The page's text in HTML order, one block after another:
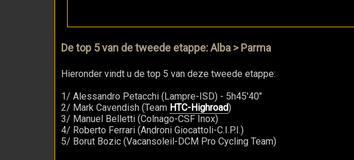
De top 5 van de tweede etappe: Alba > Parma
Hieronder vindt u de top 5 van deze tweede etappe:
1/ Alessandro Petacchi (Lampre-ISD) - 5h45'40"
2/ Mark Cavendish (Team HTC-Highroad)
3/ Manuel Belletti (Colnago-CSF Inox)
4/ Roberto Ferrari (Androni Giocattoli-C.I.P.I.)
5/ Borut Bozic (Vacansoleil-DCM Pro Cycling Team)